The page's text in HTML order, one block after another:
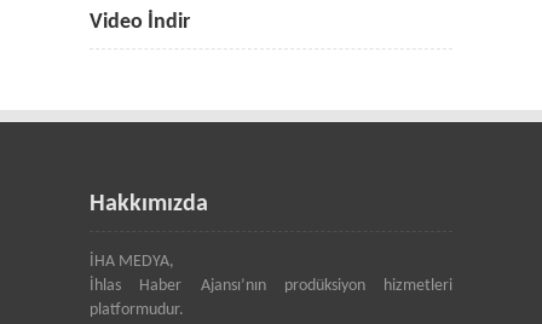
Video İndir
Hakkımızda
İHA MEDYA,
İhlas Haber Ajansı’nın prodüksiyon hizmetleri
platformudur.